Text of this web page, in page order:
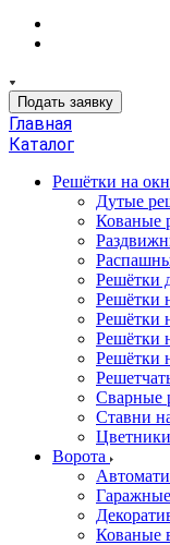
Подать заявку
Главная
Каталог
Решётки на
Дутые
Кованые
Решётки
Решётки
Решётки
Решётки
Решётки
Сварные
Ставни
Ворота
Кованые